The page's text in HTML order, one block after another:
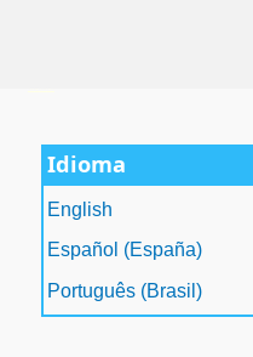
Idioma
English
Español (España)
Português (Brasil)